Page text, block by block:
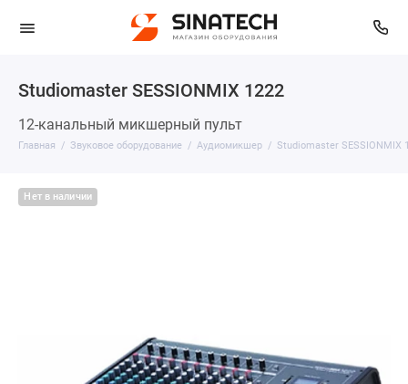
Studiomaster SESSIONMIX 1222
12-канальный микшерный пульт
Главная Звуковое оборудование Аудиомикшер Studiomaster SESSIONMIX
Нет в наличии